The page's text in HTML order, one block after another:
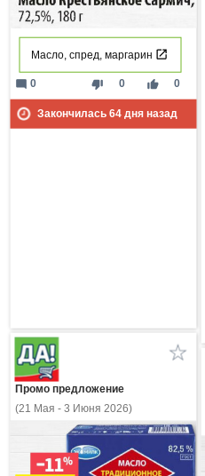
Масло, спред, маргарин
thumb_down 0 thumb_up 0
mode_comment 0
Закончилась 64дня назад
Промо предложение
(21 Мая - 3 Июня 2026)